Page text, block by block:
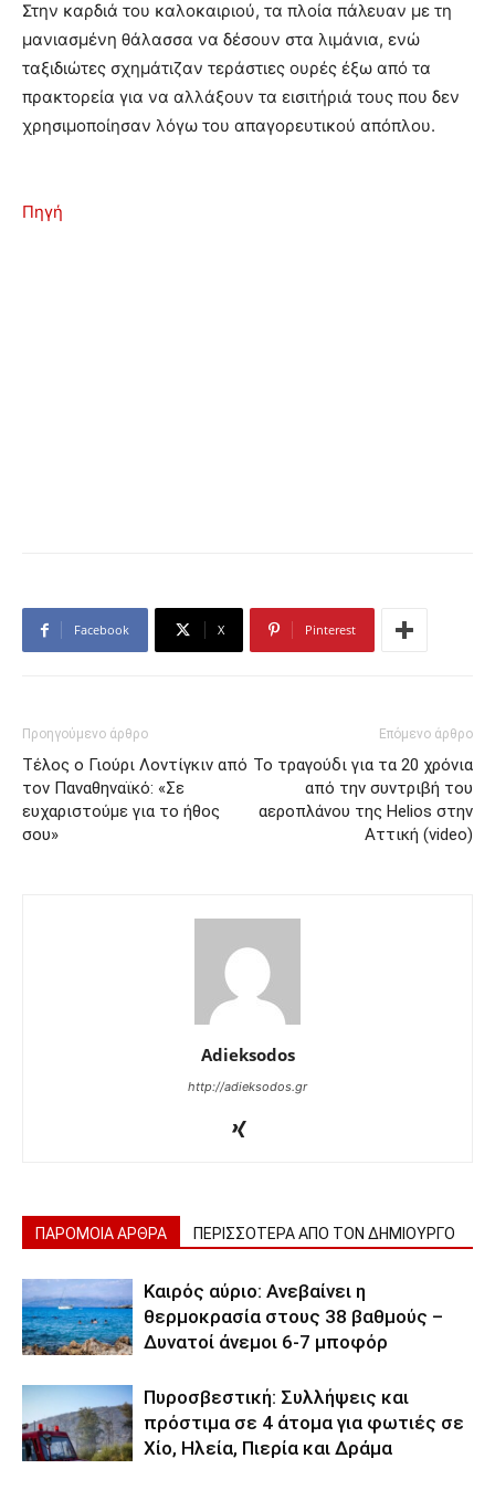
Στην καρδιά του καλοκαιριού, τα πλοία πάλευαν με τη
μανιασμένη θάλασσα να δέσουν στα λιμάνια, ενώ
ταξιδιώτες σχημάτιζαν τεράστιες ουρές έξω από τα
πρακτορεία για να αλλάξουν τα εισιτήριά τους που δεν
χρησιμοποίησαν λόγω του απαγορευτικού απόπλου.
Πηγή
Facebook X Pinterest
Προηγούμενο άρθρο
Τέλος ο Γιούρι Λοντίγκιν από
τον Παναθηναϊκό: «Σε
ευχαριστούμε για το ήθος
σου»
Επόμενο άρθρο
Το τραγούδι για τα 20 χρόνια
από την συντριβή του
αεροπλάνου της Helios στην
Αττική (video)
Adieksodos
http://adieksodos.gr
ΠΑΡΟΜΟΙΑ ΑΡΘΡΑ ΠΕΡΙΣΣΟΤΕΡΑ ΑΠΟ ΤΟΝ ΔΗΜΙΟΥΡΓΟ
Καιρός αύριο: Ανεβαίνει η
θερμοκρασία στους 38 βαθμούς –
Δυνατοί άνεμοι 6-7 μποφόρ
Πυροσβεστική: Συλλήψεις και
πρόστιμα σε 4 άτομα για φωτιές σε
Χίο, Ηλεία, Πιερία και Δράμα